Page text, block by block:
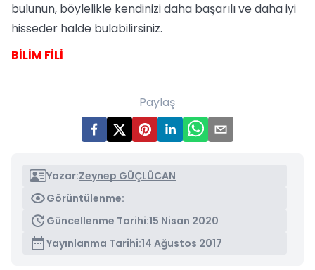
bulunun, böylelikle kendinizi daha başarılı ve daha iyi
hisseder halde bulabilirsiniz.
BİLİM FİLİ
Paylaş
Yazar:Zeynep GÜÇLÜCAN
Görüntülenme:
Güncellenme Tarihi:15 Nisan 2020
Yayınlanma Tarihi:14 Ağustos 2017